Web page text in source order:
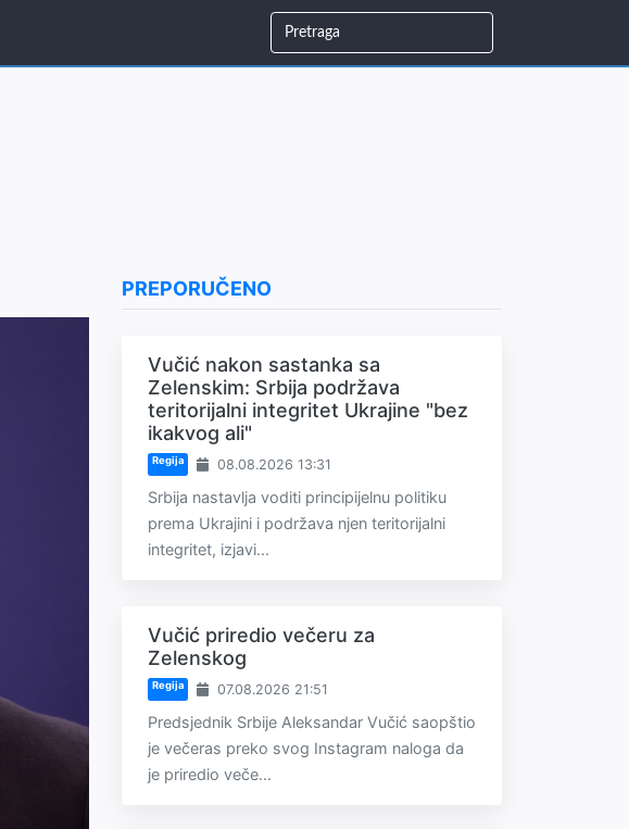
PREPORUČENO
Vučić nakon sastanka sa
Zelenskim: Srbija podržava
teritorijalni integritet Ukrajine "bez
ikakvog ali"
Regija 08.08.2026 13:31
Srbija nastavlja voditi principijelnu politiku
prema Ukrajini i podržava njen teritorijalni
integritet, izjavi...
Vučić priredio večeru za
Zelenskog
Regija 07.08.2026 21:51
Predsjednik Srbije Aleksandar Vučić saopštio
je večeras preko svog Instagram naloga da
je priredio veče...